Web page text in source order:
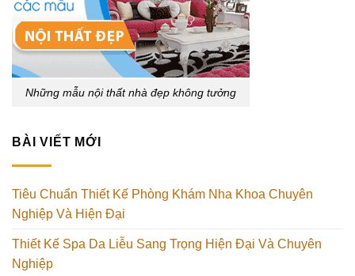
Những mẫu nội thất nhà đẹp không tưởng
BÀI VIẾT MỚI
Tiêu Chuẩn Thiết Kế Phòng Khám Nha Khoa Chuyên
Nghiệp Và Hiện Đại
Thiết Kế Spa Da Liễu Sang Trọng Hiện Đại Và Chuyên
Nghiệp